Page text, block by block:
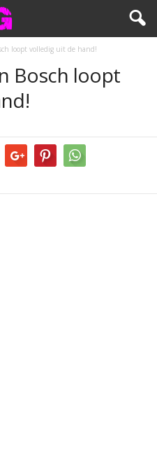
loopt volledig uit de hand!
Bosch loopt